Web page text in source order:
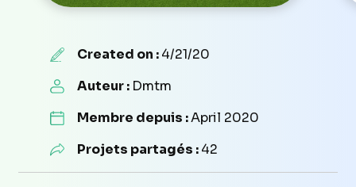
Created on :4/21/20
Auteur : Dmtm
Membre depuis :April 2020
Projets partagés :42